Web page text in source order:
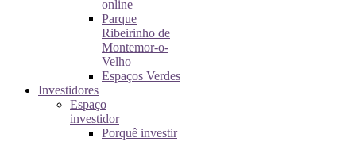
online
Parque
Ribeirinho de
Montemor-o-
Velho
Espaços Verdes
Investidores
Espaço
investidor
Porquê investir